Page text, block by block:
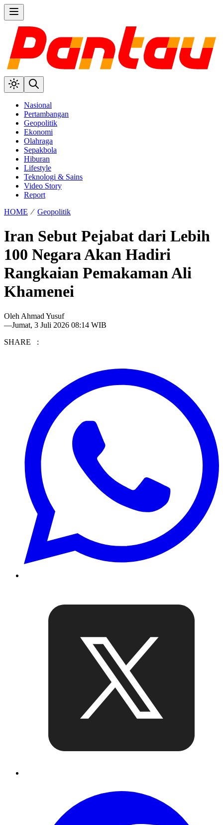
Nasional
Pertambangan
Geopolitik
Ekonomi
Olahraga
Sepakbola
Hiburan
Lifestyle
Teknologi & Sains
Video Story
Report
HOME ⁄ Geopolitik
Iran Sebut Pejabat dari Lebih
100 Negara Akan Hadiri
Rangkaian Pemakaman Ali
Khamenei
Oleh Ahmad Yusuf
—Jumat, 3 Juli 2026 08:14 WIB
SHARE :